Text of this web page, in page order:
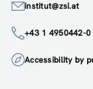
institut@zsi.at
+43 1 4950442-0
Accessibility by